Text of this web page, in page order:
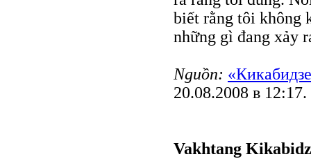
biết rằng tôi không
những gì đang xảy
Nguồn:
20.08.2008 в 12:17.
Vakhtang